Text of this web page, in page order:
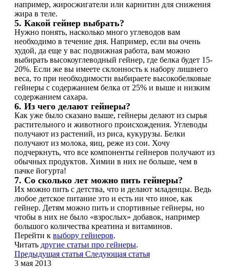
Прочее
Подарочные сертификаты
Фитнес резинки
Полезные продукты
НАЗАД
Снеки и шоколад
Соусы и Топпинги
Распродажа!
Распродажа NOW
например, жиросжигатели или карнитин для снижения
жира в теле.
5. Какой гейнер выбрать?
Нужно понять, насколько много углеводов вам
необходимо в течение дня. Например, если вы очень
худой, да еще у вас подвижная работа, вам можно
выбирать высокоуглеводный гейнер, где белка будет 15-
20%. Если же вы имеете склонность к набору лишнего
веса, то при необходимости выбираете высокобелковые
гейнеры с содержанием белка от 25% и выше и низким
содержанием сахара.
6. Из чего делают гейнеры?
Как уже было сказано выше, гейнеры делают из сырья
растительного и животного происхождения. Углеводы
получают из растений, из риса, кукурузы. Белки
получают из молока, яиц, реже из сои. Хочу
подчеркнуть, что все компоненты гейнеров получают из
обычных продуктов. Химии в них не больше, чем в
пачке йогурта!
7. Со сколько лет можно пить гейнеры?
Их можно пить с детства, что и делают младенцы. Ведь
любое детское питание это и есть ни что иное, как
гейнер. Детям можно пить и спортивные гейнеры, но
чтобы в них не было «взрослых» добавок, например
большого количества креатина и витаминов.
Перейти к выбору гейнеров.
Читать другие статьи про гейнеры.
Предыдущая статья Следующая статья
3 мая 2013